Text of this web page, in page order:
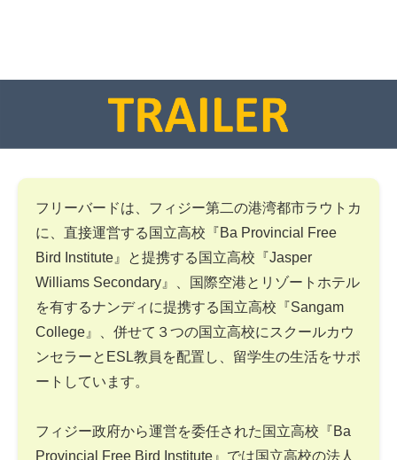
フリーバードは、フィジー第二の港湾都市ラウトカ
に、直接運営する国立高校『Ba Provincial Free
Bird Institute』と提携する国立高校『Jasper
Williams Secondary』、国際空港とリゾートホテル
を有するナンディに提携する国立高校『Sangam
College』、併せて３つの国立高校にスクールカウ
ンセラーとESL教員を配置し、留学生の生活をサポ
ートしています。
フィジー政府から運営を委任された国立高校『Ba
Provincial Free Bird Institute』では国立高校の法人